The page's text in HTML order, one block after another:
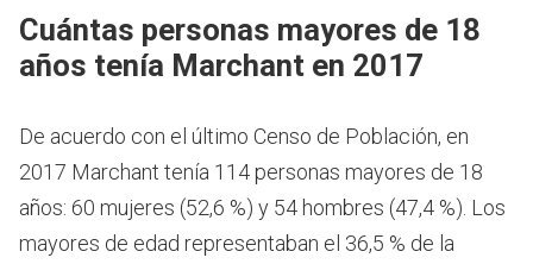
Cuántas personas mayores de 18
años tenía Marchant en 2017
De acuerdo con el último Censo de Población, en
2017 Marchant tenía 114 personas mayores de 18
años: 60 mujeres (52,6 %) y 54 hombres (47,4 %). Los
mayores de edad representaban el 36,5 % de la